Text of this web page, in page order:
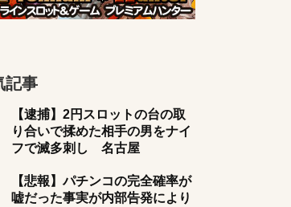
記事
【逮捕】2円スロットの台の取
り合いで揉めた相手の男をナイ
フで滅多刺し 名古屋
【悲報】パチンコの完全確率が
嘘だった事実が内部告発により